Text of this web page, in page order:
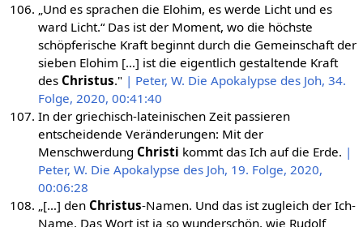
„Und es sprachen die Elohim, es werde Licht und es
ward Licht.“ Das ist der Moment, wo die höchste
schöpferische Kraft beginnt durch die Gemeinschaft der
sieben Elohim […] ist die eigentlich gestaltende Kraft
des Christus." | Peter, W. Die Apokalypse des Joh, 34.
Folge, 2020, 00:41:40
In der griechisch-lateinischen Zeit passieren
entscheidende Veränderungen: Mit der
Menschwerdung Christi kommt das Ich auf die Erde. |
Peter, W. Die Apokalypse des Joh, 19. Folge, 2020,
00:06:28
„[…] den Christus-Namen. Und das ist zugleich der Ich-
Name. Das Wort ist ja so wunderschön, wie Rudolf